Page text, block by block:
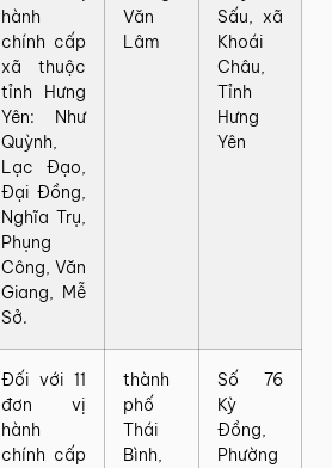
hành
chính cấp
xã thuộc
tỉnh Hưng
Yên: Như
Quỳnh,
Lạc Đạo,
Đại Đồng,
Nghĩa Trụ,
Phụng
Công, Văn
Giang, Mễ
Sở.
Văn
Lâm
Sấu, xã
Khoái
Châu,
Tỉnh
Hưng
Yên
Đối với 11
đơn vị
hành
chính cấp
thành
phố
Thái
Bình,
Số 76
Kỳ
Đồng,
Phường